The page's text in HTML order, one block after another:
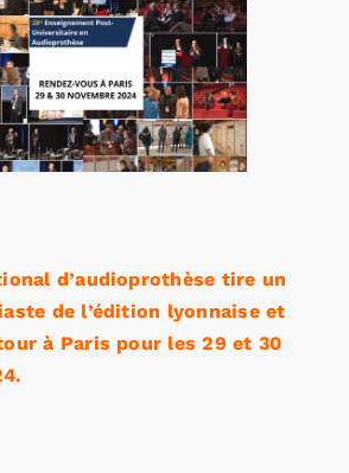
d’audioprothèse tire un
de l’édition lyonnaise et
à Paris pour les 29 et 30